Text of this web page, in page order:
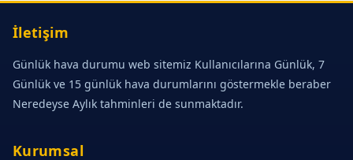
İletişim
Günlük hava durumu web sitemiz Kullanıcılarına Günlük, 7
Günlük ve 15 günlük hava durumlarını göstermekle beraber
Neredeyse Aylık tahminleri de sunmaktadır.
Kurumsal